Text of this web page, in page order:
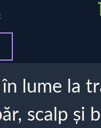
lume la
scalp și